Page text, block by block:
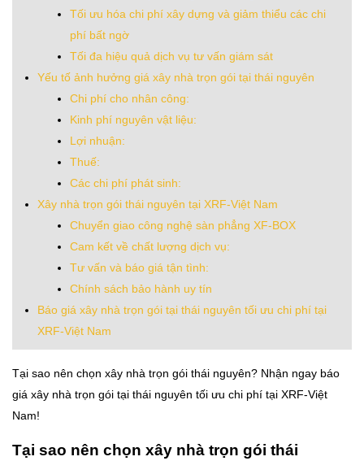
Tối ưu hóa chi phí xây dựng và giảm thiểu các chi
phí bất ngờ
Tối đa hiệu quả dịch vụ tư vấn giám sát
Yếu tố ảnh hưởng giá xây nhà trọn gói tại thái nguyên
Chi phí cho nhân công:
Kinh phí nguyên vật liệu:
Lợi nhuận:
Thuế:
Các chi phí phát sinh:
Xây nhà trọn gói thái nguyên tại XRF-Việt Nam
Chuyển giao công nghệ sàn phẳng XF-BOX
Cam kết về chất lượng dịch vụ:
Tư vấn và báo giá tận tình:
Chính sách bảo hành uy tín
Báo giá xây nhà trọn gói tại thái nguyên tối ưu chi phí tại
XRF-Việt Nam
Tại sao nên chọn xây nhà trọn gói thái nguyên? Nhận ngay báo
giá xây nhà trọn gói tại thái nguyên tối ưu chi phí tại XRF-Việt
Nam!
Tại sao nên chọn xây nhà trọn gói thái